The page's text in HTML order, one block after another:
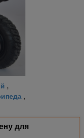
,
,
для